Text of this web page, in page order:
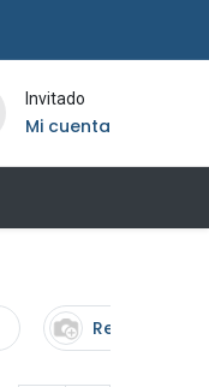
Invitado
Mi cuenta
Revocadores